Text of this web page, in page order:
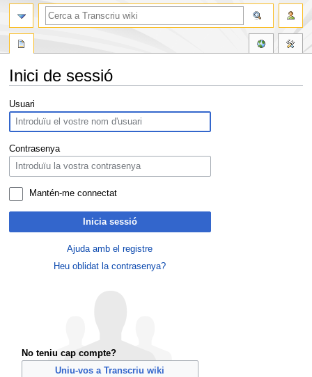
Inici de sessió
Jump
navigation
Jump
search
Usuari
Contrasenya
Mantén-me connectat
Inicia sessió
Ajuda amb el registre
Heu oblidat la contrasenya?
No teniu cap compte?
Uniu-vos a Transcriu wiki